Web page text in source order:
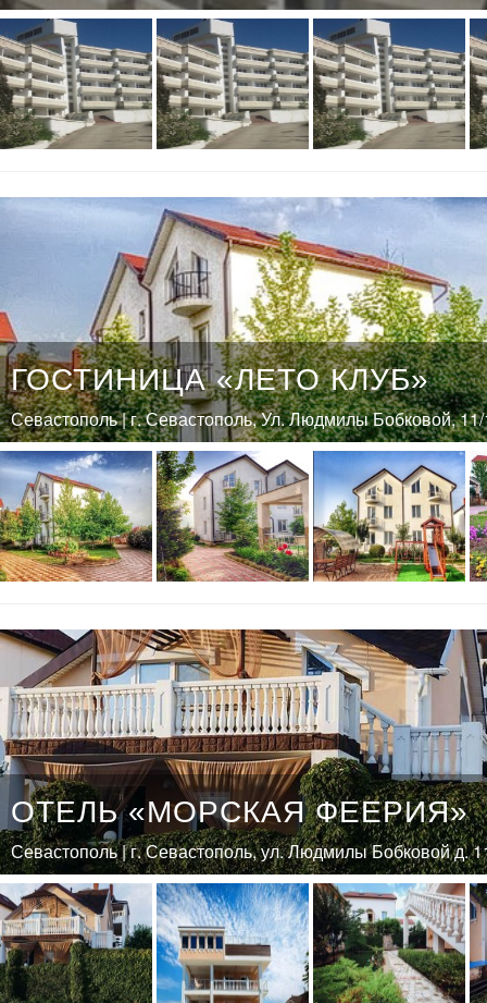
ГОСТИНИЦА «ЛЕТО КЛУБ»
Севастополь | г. Севастополь, Ул. Людмилы Бобковой,
ОТЕЛЬ «МОРСКАЯ ФЕЕРИЯ»
Севастополь | г. Севастополь, ул. Людмилы Бобковой д.